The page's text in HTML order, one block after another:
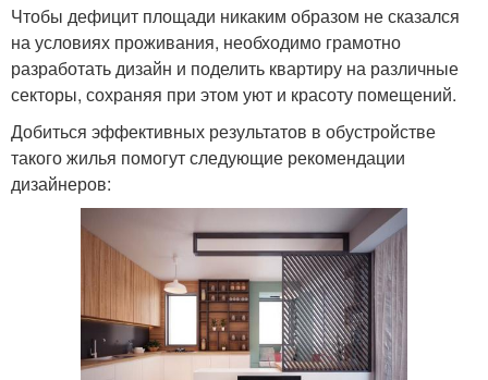
Чтобы дефицит площади никаким образом не сказался
на условиях проживания, необходимо грамотно
разработать дизайн и поделить квартиру на различные
секторы, сохраняя при этом уют и красоту помещений.
Добиться эффективных результатов в обустройстве
такого жилья помогут следующие рекомендации
дизайнеров: